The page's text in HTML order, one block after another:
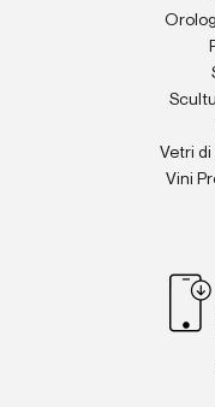
Vetri di
Vini